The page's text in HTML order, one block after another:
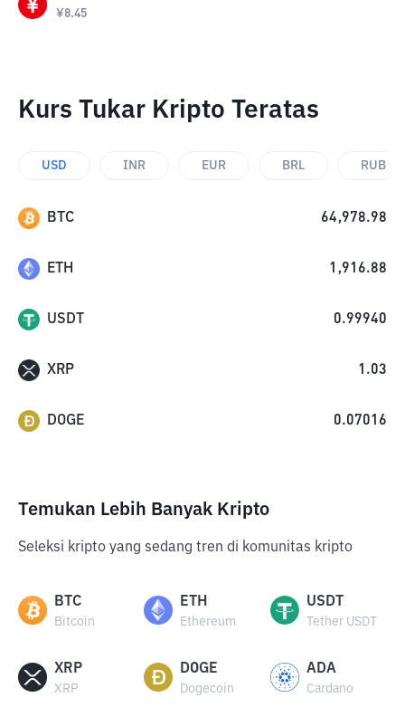
¥8.45
Kurs Tukar Kripto Teratas
USD INR EUR BRL RUB
BTC 64,978.98
ETH 1,916.88
USDT 0.99940
XRP 1.03
DOGE 0.07016
Temukan Lebih Banyak Kripto
Seleksi kripto yang sedang tren di komunitas kripto
BTC
Bitcoin
ETH
Ethereum
USDT
Tether USDT
XRP
XRP
DOGE
Dogecoin
ADA
Cardano